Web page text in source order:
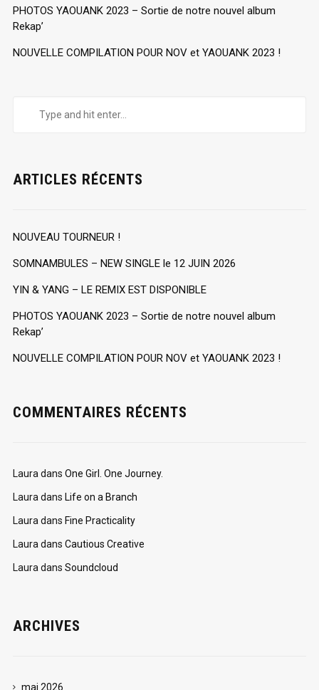
PHOTOS YAOUANK 2023 – Sortie de notre nouvel album
Rekap’
NOUVELLE COMPILATION POUR NOV et YAOUANK 2023 !
ARTICLES RÉCENTS
NOUVEAU TOURNEUR !
SOMNAMBULES – NEW SINGLE le 12 JUIN 2026
YIN & YANG – LE REMIX EST DISPONIBLE
PHOTOS YAOUANK 2023 – Sortie de notre nouvel album
Rekap’
NOUVELLE COMPILATION POUR NOV et YAOUANK 2023 !
COMMENTAIRES RÉCENTS
Laura dans One Girl. One Journey.
Laura dans Life on a Branch
Laura dans Fine Practicality
Laura dans Cautious Creative
Laura dans Soundcloud
ARCHIVES
mai 2026